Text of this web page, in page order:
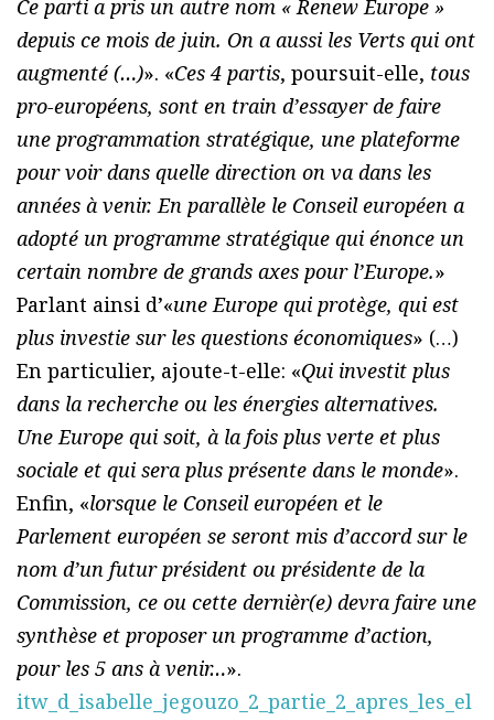
Ce parti a pris un autre nom « Renew Europe »
depuis ce mois de juin. On a aussi les Verts qui ont
augmenté (…)». «Ces 4 partis, poursuit-elle, tous
pro-européens, sont en train d’essayer de faire
une programmation stratégique, une plateforme
pour voir dans quelle direction on va dans les
années à venir. En parallèle le Conseil européen a
adopté un programme stratégique qui énonce un
certain nombre de grands axes pour l’Europe.»
Parlant ainsi d’«une Europe qui protège, qui est
plus investie sur les questions économiques» (…)
En particulier, ajoute-t-elle: «Qui investit plus
dans la recherche ou les énergies alternatives.
Une Europe qui soit, à la fois plus verte et plus
sociale et qui sera plus présente dans le monde».
Enfin, «lorsque le Conseil européen et le
Parlement européen se seront mis d’accord sur le
nom d’un futur président ou présidente de la
Commission, ce ou cette dernièr(e) devra faire une
synthèse et proposer un programme d’action,
pour les 5 ans à venir…».
itw_d_isabelle_jegouzo_2_partie_2_apres_les_el